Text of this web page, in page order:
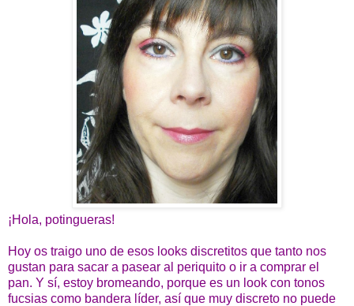
¡Hola, potingueras!
Hoy os traigo uno de esos looks discretitos que tanto nos
gustan para sacar a pasear al periquito o ir a comprar el
pan. Y sí, estoy bromeando, porque es un look con tonos
fucsias como bandera líder, así que muy discreto no puede